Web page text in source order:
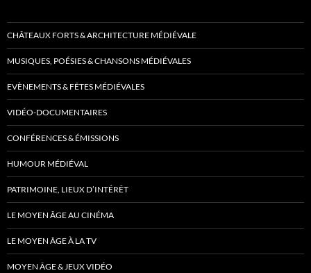
CHÂTEAUX FORTS & ARCHITECTURE MÉDIÉVALE
MUSIQUES, POÉSIES & CHANSONS MÉDIÉVALES
EVÈNEMENTS & FÊTES MÉDIÉVALES
VIDÉO-DOCUMENTAIRES
CONFÉRENCES & ÉMISSIONS
HUMOUR MÉDIÉVAL
PATRIMOINE, LIEUX D’INTÉRÊT
LE MOYEN ÂGE AU CINÉMA
LE MOYEN ÂGE À LA TV
MOYEN ÂGE & JEUX VIDÉO